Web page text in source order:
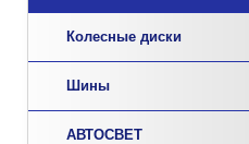
Колесные диски
Шины
АВТОСВЕТ